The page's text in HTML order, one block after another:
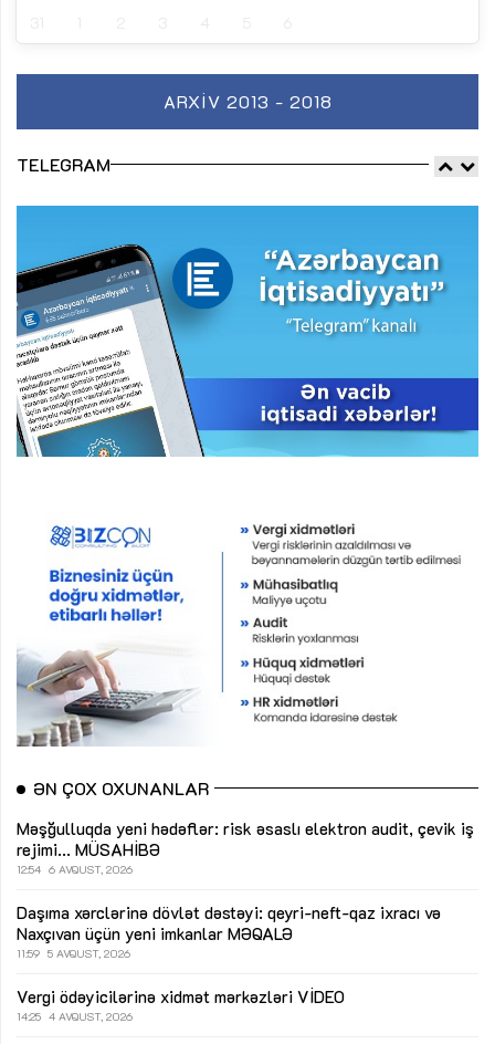
ARXIV 2013 - 2018
TELEGRAM
ƏN ÇOX OXUNANLAR
Məşğulluqda yeni hədəflər: risk əsaslı elektron audit, çevik iş
rejimi... MÜSAHİBƏ
12:54 6 AVQUST, 2026
Daşıma xərclərinə dövlət dəstəyi: qeyri-neft-qaz ixracı və
Naxçıvan üçün yeni imkanlar MƏQALƏ
11:59 5 AVQUST, 2026
Vergi ödəyicilərinə xidmət mərkəzləri VİDEO
14:25 4 AVQUST, 2026